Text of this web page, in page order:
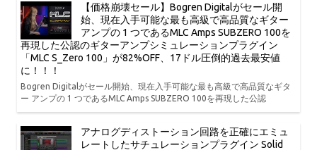
【価格崩壊セール】Bogren Digitalがセール開
始、現在入手可能な最も高級で高品質なギター
アンプの 1 つであるMLC Amps SUBZERO 100を
再現した公認のギターアンプシミュレーションプラグイン
「MLC S_Zero 100」が82%OFF、17ドル圧倒的過去最安値
に！！！
Bogren Digitalがセール開始、現在入手可能な最も高級で高品質なギタ
ー アンプの 1 つであるMLC Amps SUBZERO 100を再現した公認
アナログディストーション回路を正確にエミュ
レートしたサチュレーションプラグイン Solid